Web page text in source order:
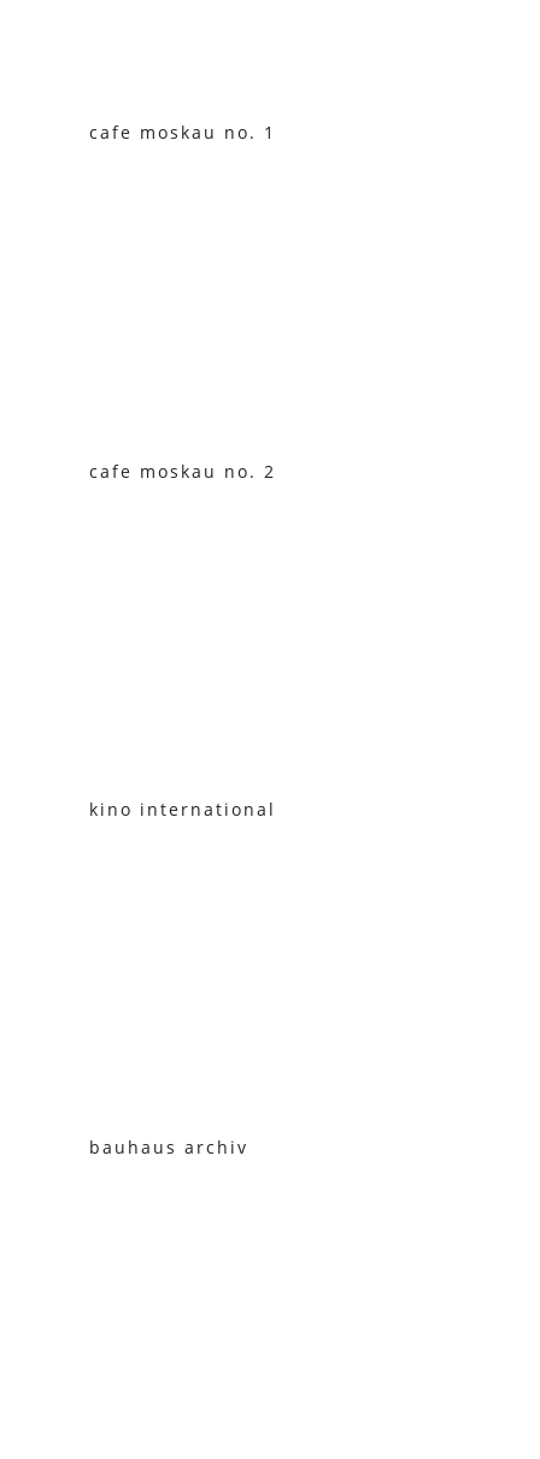
cafe moskau no. 1
cafe moskau no. 2
kino international
bauhaus archiv